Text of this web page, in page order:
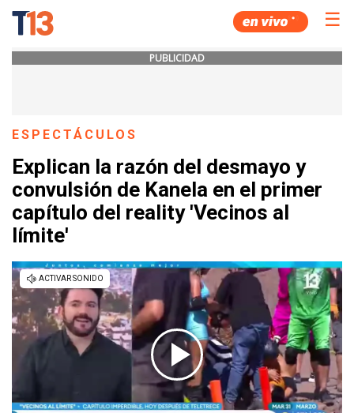
☰
PUBLICIDAD
ESPECTÁCULOS
Explican la razón del desmayo y
convulsión de Kanela en el primer
capítulo del reality 'Vecinos al
límite'